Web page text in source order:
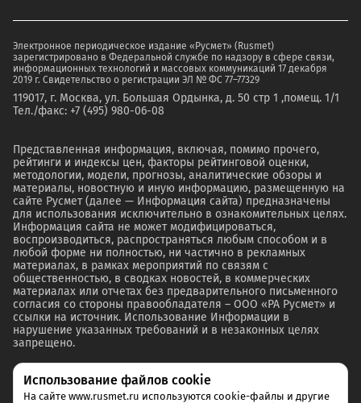
Электронное периодическое издание «Русмет» (Rusmet)
зарегистрировано в Федеральной службе по надзору в сфере связи,
информационных технологий и массовых коммуникаций 17 декабря
2019 г. Свидетельство о регистрации ЭЛ № ФС 77–77329
119017, г. Москва, ул. Большая Ордынка, д. 50 стр 1 ,помещ. 1/1
Тел./факс: +7 (495) 980-06-08
Представленная информация, включая, помимо прочего,
рейтинги и индексы цен, факторы рейтинговой оценки,
методологии, модели, прогнозы, аналитические обзоры и
материалы, новостную и иную информацию, размещенную на
сайте Русмет (далее — Информация сайта) предназначены
для использования исключительно в ознакомительных целях.
Информация сайта не может модифицироваться,
воспроизводиться, распространяться любым способом и в
любой форме ни полностью, ни частично в рекламных
материалах, в рамках мероприятий по связям с
общественностью, в сводках новостей, в коммерческих
материалах или отчетах без предварительного письменного
согласия со стороны правообладателя – ООО «РА Русмет» и
ссылки на источник. Использование Информации в
нарушение указанных требований и в незаконных целях
запрещено.
Использование файлов cookie
На сайте www.rusmet.ru используются cookie-файлы и другие